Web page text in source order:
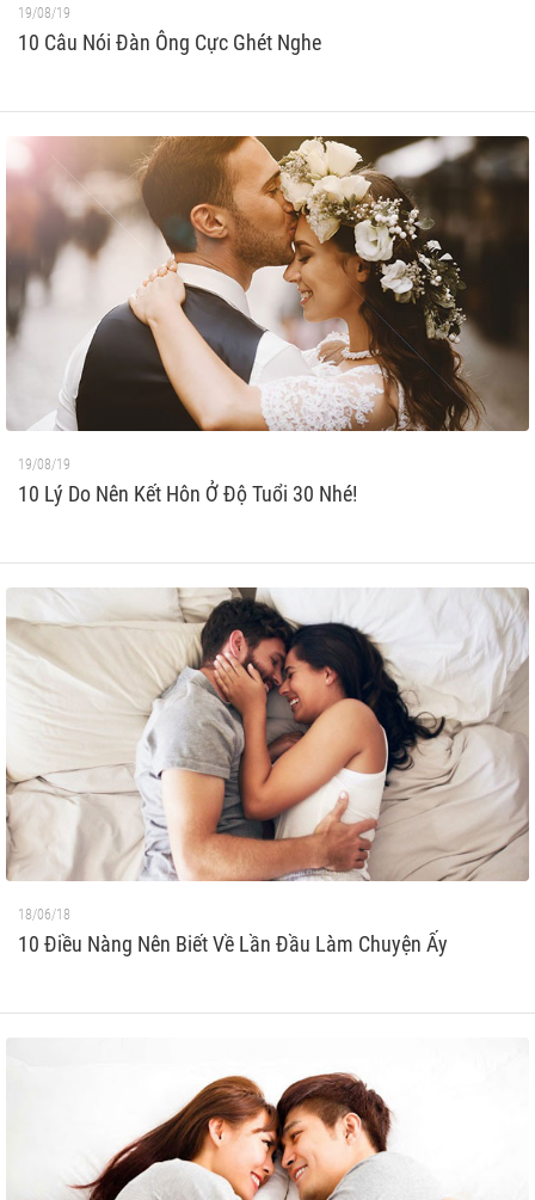
19/08/19
10 Câu Nói Đàn Ông Cực Ghét Nghe
19/08/19
10 Lý Do Nên Kết Hôn Ở Độ Tuổi 30 Nhé!
18/06/18
10 Điều Nàng Nên Biết Về Lần Đầu Làm Chuyện Ấy